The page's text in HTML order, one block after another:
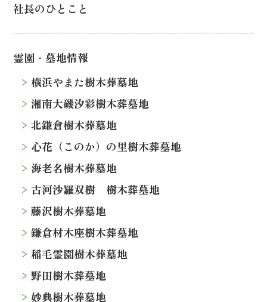
社長のひとこと
霊園・墓地情報
横浜やまた樹木葬墓地
湘南大磯汐彩樹木葬墓地
北鎌倉樹木葬墓地
心花（このか）の里樹木葬墓地
海老名樹木葬墓地
古河沙羅双樹 樹木葬墓地
藤沢樹木葬墓地
鎌倉材木座樹木葬墓地
稲毛霊園樹木葬墓地
野田樹木葬墓地
妙典樹木葬墓地